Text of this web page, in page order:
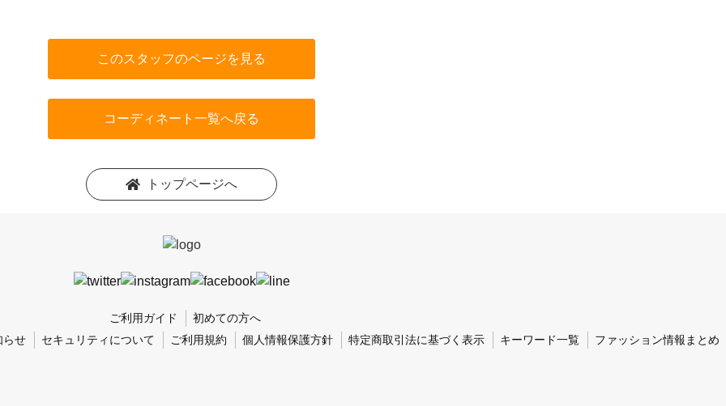
このスタッフのページを見る
コーディネート一覧へ戻る
トップページへ
ご利用ガイド
初めての方へ
らせ
セキュリティについて ご利用規約 個人情報保護方針 特定商取引法に基づく表示 キーワード一覧 ファッション情報まとめ